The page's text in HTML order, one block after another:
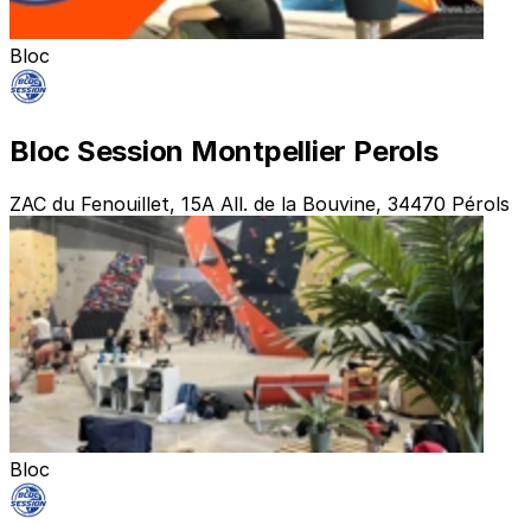
Bloc
Bloc Session Montpellier Perols
ZAC du Fenouillet, 15A All. de la Bouvine, 34470 Pérols
Bloc